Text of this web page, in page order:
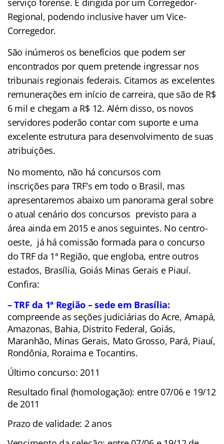
Regional, podendo inclusive haver um Vice-
Corregedor.
São inúmeros os benefícios que podem ser
encontrados por quem pretende ingressar nos
tribunais regionais federais. Citamos as excelentes
remunerações em início de carreira, que são de R$
6 mil e chegam a R$ 12. Além disso, os novos
servidores poderão contar com suporte e uma
excelente estrutura para desenvolvimento de suas
atribuições.
No momento, não há concursos com
inscrições para TRF’s em todo o Brasil, mas
apresentaremos abaixo um panorama geral sobre
o atual cenário dos concursos previsto para a
área ainda em 2015 e anos seguintes. No centro-
oeste, já há comissão formada para o concurso
do TRF da 1ª Região, que engloba, entre outros
estados, Brasília, Goiás Minas Gerais e Piauí.
Confira:
– TRF da 1ª Região – sede em Brasília:
compreende as seções judiciárias do Acre, Amapá,
Amazonas, Bahia, Distrito Federal, Goiás,
Maranhão, Minas Gerais, Mato Grosso, Pará, Piauí,
Rondônia, Roraima e Tocantins.
Último concurso: 2011
Resultado final (homologação): entre 07/06 e 19/12
de 2011
Prazo de validade: 2 anos